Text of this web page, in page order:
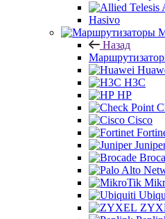
Hasivo
Назад
H3C
HP
Cisco